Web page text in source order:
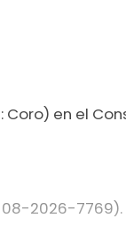
Coro) en el
2026-7769).